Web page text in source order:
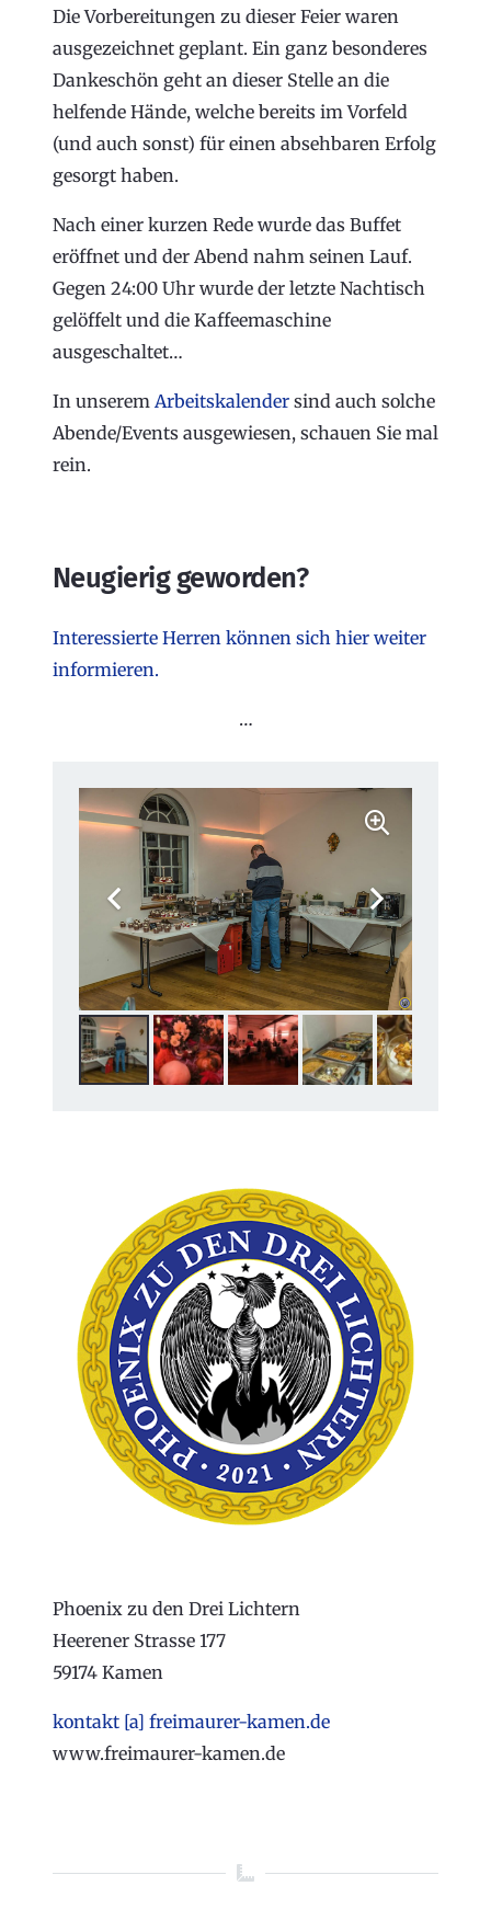
Die Vorbereitungen zu dieser Feier waren
ausgezeichnet geplant. Ein ganz besonderes
Dankeschön geht an dieser Stelle an die
helfende Hände, welche bereits im Vorfeld
(und auch sonst) für einen absehbaren Erfolg
gesorgt haben.
Nach einer kurzen Rede wurde das Buffet
eröffnet und der Abend nahm seinen Lauf.
Gegen 24:00 Uhr wurde der letzte Nachtisch
gelöffelt und die Kaffeemaschine
ausgeschaltet…
In unserem Arbeitskalender sind auch solche
Abende/Events ausgewiesen, schauen Sie mal
rein.
Neugierig geworden?
Interessierte Herren können sich hier weiter
informieren.
…
Phoenix zu den Drei Lichtern
Heerener Strasse 177
59174 Kamen
kontakt [a] freimaurer-kamen.de
www.freimaurer-kamen.de